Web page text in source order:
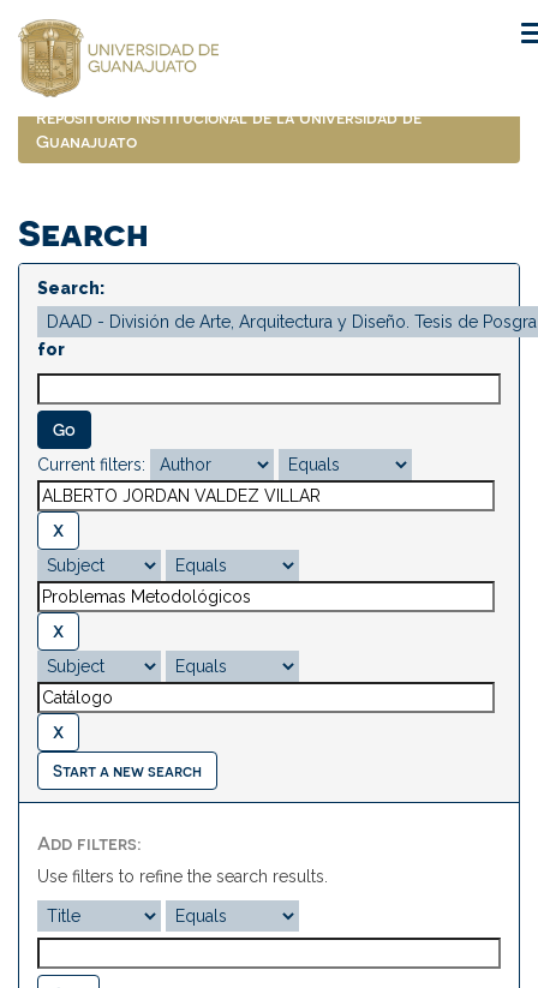
navigation
Repositorio Institucional de la Universidad de
Guanajuato
Search
Search:
for
Current filters:
Start a new search
Add filters:
Use filters to refine the search results.